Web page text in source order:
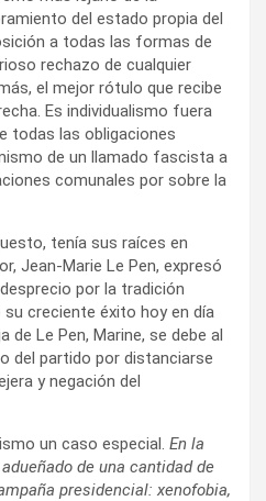
del estado propia del
a todas las formas de
rechazo de cualquier
el mejor rótulo que recibe
Es individualismo fuera
todas las obligaciones
de un llamado fascista a
comunales por sobre la
tenía sus raíces en
Jean-Marie Le Pen, expresó
por la tradición
creciente éxito hoy en día
de Le Pen, Marine, se debe al
del partido por distanciarse
y negación del
un caso especial. En la
de una cantidad de
presidencial: xenofobia,